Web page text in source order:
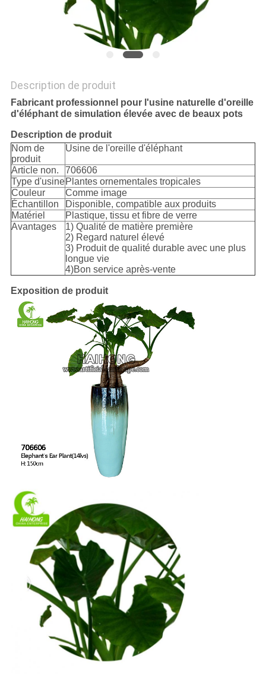
DE
CONFIDENTIALITÉ
Description de produit
Fabricant professionnel pour l'usine naturelle d'oreille
d'éléphant de simulation élevée avec de beaux pots
Description de produit
Nom de
produit
Usine de l'oreille d'éléphant
Article non.
706606
Type d'usinePlantes ornementales tropicales
Couleur
Comme image
Échantillon
Disponible, compatible aux produits
Matériel
Plastique, tissu et fibre de verre
Avantages
1) Qualité de matière première
2) Regard naturel élevé
3) Produit de qualité durable avec une plus
longue vie
4)Bon service après-vente
Exposition de produit